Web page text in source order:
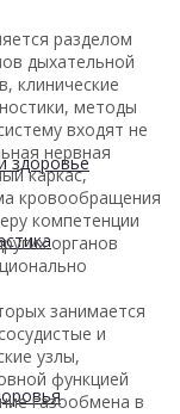
здоровье
разделом
дыхательной
клинические
методы
входят не
нервная
каркас,
кровообращения
компетенции
органов
занимается
и
узлы,
функцией
газообмена в